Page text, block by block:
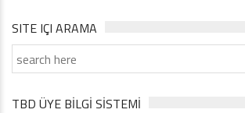
SITE IÇI ARAMA
TBD ÜYE BİLGİ SİSTEMİ